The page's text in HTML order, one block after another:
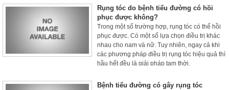
tóc và da đầu vì mồ hôi chứa axit lactic.
Rụng tóc do bệnh tiểu đường có hồi
phục được không?
Trong một số trường hợp, rụng tóc có thể hồi
phục được. Có một số lựa chọn điều trị khác
nhau cho nam và nữ. Tuy nhiên, ngay cả khi
các phương pháp điều trị rụng tóc hiệu quả thì
hầu hết đều là giải pháp tạm thời.
Bệnh tiểu đường có gây rụng tóc